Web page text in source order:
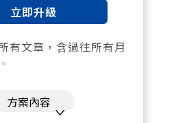
立即升級
有文章，含過往所有月
動扣款。
方案內容